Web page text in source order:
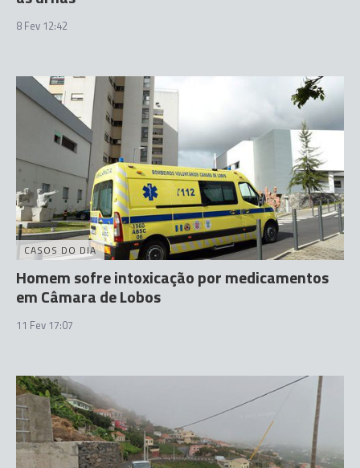
8 Fev 12:42
CASOS DO DIA
Homem sofre intoxicação por medicamentos
em Câmara de Lobos
11 Fev 17:07